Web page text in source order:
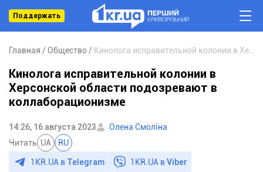
Поддержать
Главная Общество
Кинолога исправительной колонии в
Херсонской области подозревают в
коллаборационизме
14:26, 16 августа 2023
Олена Смоліна
Читать UA RU
1KR.UA в Telegram 1KR.UA вViber